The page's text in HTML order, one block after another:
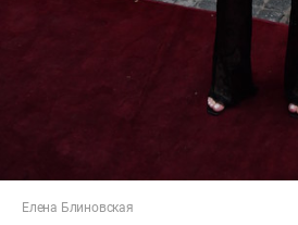
Елена Блиновская